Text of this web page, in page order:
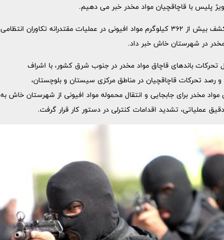
ویژ پلیس با قاچاقچیان مواد مخدر خبر می دهیم.
فرمانده انتظامی سیستان و بلوچستان از کشف بیش از 362 کیلوگرم مواد افیونی در عملیات مقتدرانه تکاوران انتظامی
در شهرستان خاش خبر داد.
باند‌های قاچاق مواد مخدر در جنوب شرق کشور، با اشراف
و رصد تحرکات قاچاقچیان در مناطق مرکزی سیستان و بلوچستان،
مخدر برای جابجایی و انتقال محموله مواد افیونی از شهرستان خاش به
عملیاتی، تشدید اقدامات کنترلی در دستور کار قرار گرفت.